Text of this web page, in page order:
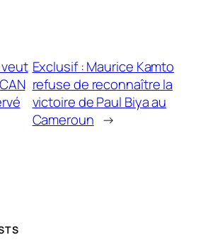
veut Exclusif : Maurice Kamto
refuse de reconnaître la
victoire de Paul Biya au
Cameroun →